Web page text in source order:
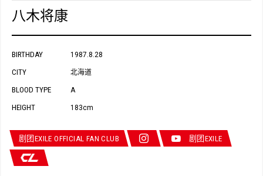
八木将康
BIRTHDAY 1987.8.28
CITY 北海道
BLOOD TYPE A
HEIGHT 183cm
剧团EXILE OFFICIAL FAN CLUB 剧团EXILE